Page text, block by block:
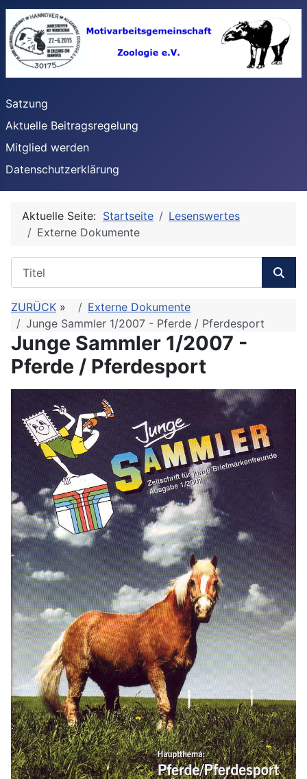
Satzung
Aktuelle Beitragsregelung
Mitglied werden
Datenschutzerklärung
Aktuelle Seite: Startseite
Lesenswertes
Externe Dokumente
ZURÜCK »
Externe Dokumente
Junge Sammler 1/2007 - Pferde / Pferdesport
Junge Sammler 1/2007 -
Pferde / Pferdesport